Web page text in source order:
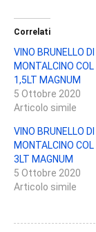
Correlati
VINO BRUNELLO DI
MONTALCINO COL
1,5LT MAGNUM
5 Ottobre 2020
Articolo simile
VINO BRUNELLO DI
MONTALCINO COL
3LT MAGNUM
5 Ottobre 2020
Articolo simile